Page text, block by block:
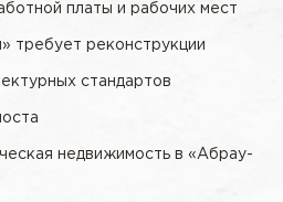
платы и рабочих мест
требует реконструкции
стандартов
недвижимость в «Абрау-